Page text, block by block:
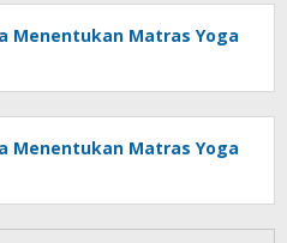
Menentukan Matras Yoga
Menentukan Matras Yoga